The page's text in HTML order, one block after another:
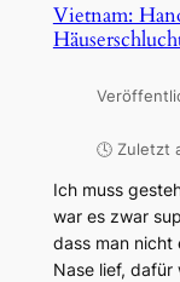
Vietnam:
🕓 Zuletzt
Ich muss
war es zwar
dass man nicht
Nase lief, dafür